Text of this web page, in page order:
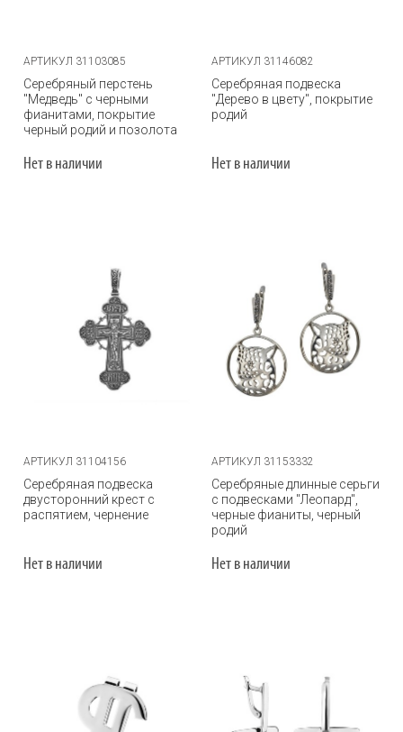
АРТИКУЛ 31103085
Серебряный перстень
"Медведь" с черными
фианитами, покрытие
черный родий и позолота
Нет в наличии
АРТИКУЛ 31146082
Серебряная подвеска
"Дерево в цвету", покрытие
родий
Нет в наличии
АРТИКУЛ 31104156
Серебряная подвеска
двусторонний крест с
распятием, чернение
Нет в наличии
АРТИКУЛ 31153332
Серебряные длинные серьги
с подвесками "Леопард",
черные фианиты, черный
родий
Нет в наличии